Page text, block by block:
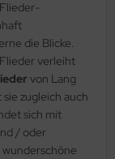
die Blicke.
verleiht
von Lang
zugleich auch
sich mit
/ oder
wunderschöne